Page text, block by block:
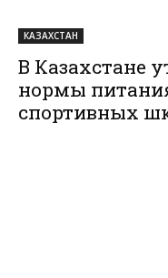
КАЗАХСТАН
В Казахстане
нормы
спортивных